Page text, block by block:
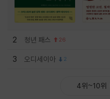
2 청년 패스 26
3 오디세이아 2
4위~10위